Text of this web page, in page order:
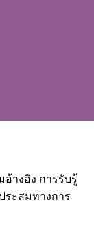
างอิง การรับรู้
ะสมทางการ